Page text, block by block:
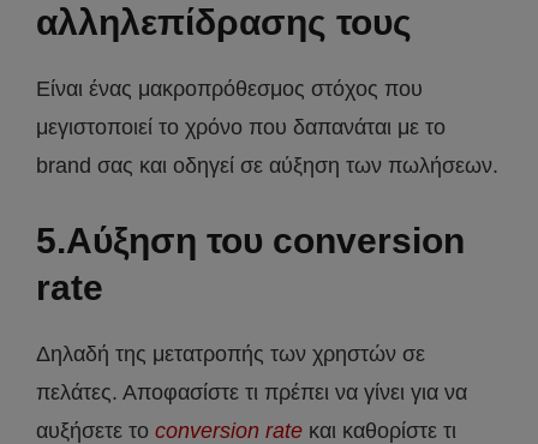
αλληλεπίδρασης τους
Είναι ένας μακροπρόθεσμος στόχος που
μεγιστοποιεί το χρόνο που δαπανάται με το
brand σας και οδηγεί σε αύξηση των πωλήσεων.
5.Αύξηση του conversion
rate
Δηλαδή της μετατροπής των χρηστών σε
πελάτες. Αποφασίστε τι πρέπει να γίνει για να
αυξήσετε το conversion rate και καθορίστε τι